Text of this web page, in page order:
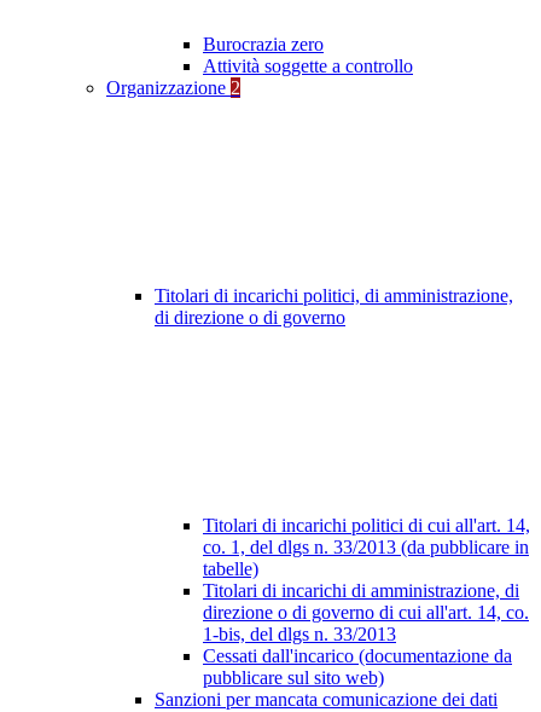
Burocrazia zero
Attività soggette a controllo
Organizzazione 2
Titolari di incarichi politici, di amministrazione,
di direzione o di governo
Titolari di incarichi politici di cui all'art. 14,
co. 1, del dlgs n. 33/2013 (da pubblicare in
tabelle)
Titolari di incarichi di amministrazione, di
direzione o di governo di cui all'art. 14, co.
1-bis, del dlgs n. 33/2013
Cessati dall'incarico (documentazione da
pubblicare sul sito web)
Sanzioni per mancata comunicazione dei dati